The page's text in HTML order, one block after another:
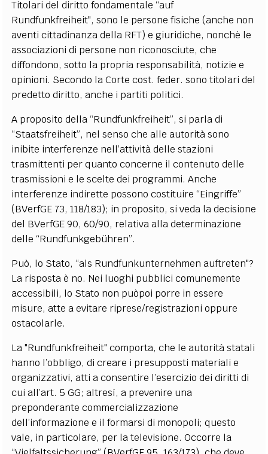
Titolari del diritto fondamentale “auf
Rundfunkfreiheit", sono le persone fisiche (anche non
aventi cittadinanza della RFT) e giuridiche, nonchè le
associazioni di persone non riconosciute, che
diffondono, sotto la propria responsabilità, notizie e
opinioni. Secondo la Corte cost. feder. sono titolari del
predetto diritto, anche i partiti politici.
A proposito della “Rundfunkfreiheit”, si parla di
“Staatsfreiheit”, nel senso che alle autorità sono
inibite interferenze nell’attività delle stazioni
trasmittenti per quanto concerne il contenuto delle
trasmissioni e le scelte dei programmi. Anche
interferenze indirette possono costituire “Eingriffe”
(BVerfGE 73, 118/183); in proposito, si veda la decisione
del BVerfGE 90, 60/90, relativa alla determinazione
delle “Rundfunkgebühren”.
Può, lo Stato, “als Rundfunkunternehmen auftreten"?
La risposta è no. Nei luoghi pubblici comunemente
accessibili, lo Stato non puòpoi porre in essere
misure, atte a evitare riprese/registrazioni oppure
ostacolarle.
La "Rundfunkfreiheit" comporta, che le autorità statali
hanno l’obbligo, di creare i presupposti materiali e
organizzativi, atti a consentire l’esercizio dei diritti di
cui all’art. 5 GG; altresí, a prevenire una
preponderante commercializzazione
dell’informazione e il formarsi di monopoli; questo
vale, in particolare, per la televisione. Occorre la